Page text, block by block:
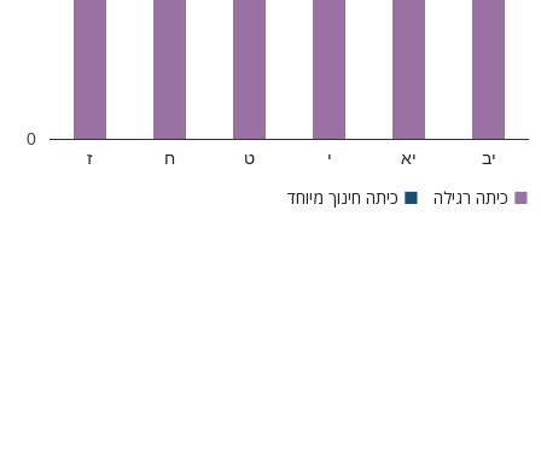
ז ח ט י יא יב
0
■ כיתה רגילה ■ כיתה חינוך מיוחד